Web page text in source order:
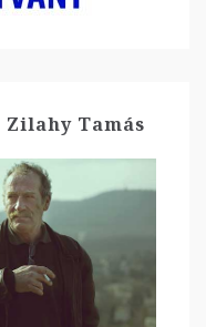
Tamás